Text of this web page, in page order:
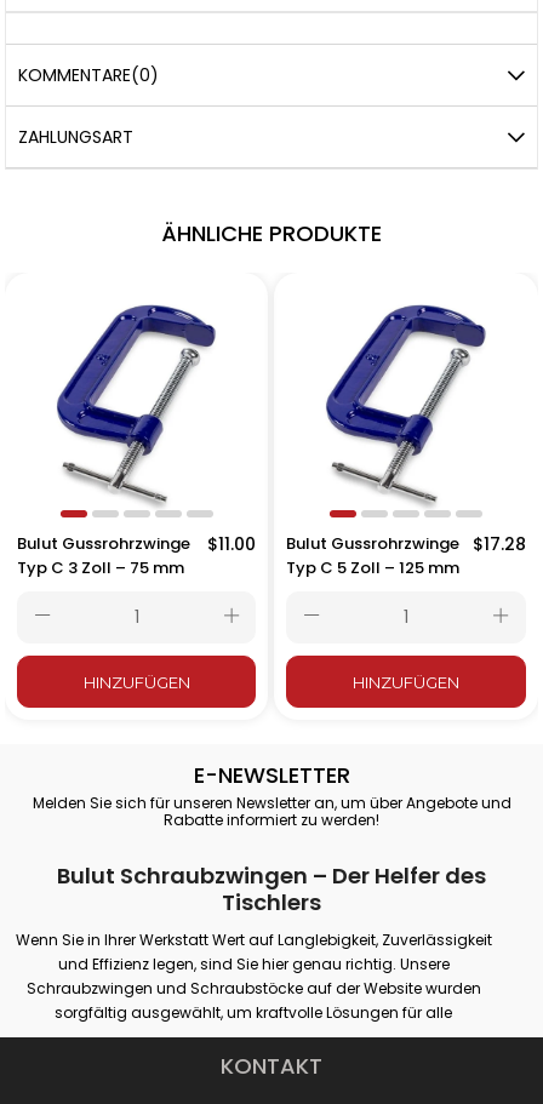
KOMMENTARE(0)
ZAHLUNGSART
ÄHNLICHE PRODUKTE
Bulut Gussrohrzwinge
Typ C 3 Zoll – 75 mm
$11.00
HINZUFÜGEN
Bulut Gussrohrzwinge
Typ C 5 Zoll – 125 mm
$17.28
HINZUFÜGEN
E-NEWSLETTER
Melden Sie sich für unseren Newsletter an, um über Angebote und
Rabatte informiert zu werden!
Bulut Schraubzwingen – Der Helfer des
Tischlers
Wenn Sie in Ihrer Werkstatt Wert auf Langlebigkeit, Zuverlässigkeit
und Effizienz legen, sind Sie hier genau richtig. Unsere
Schraubzwingen und Schraubstöcke auf der Website wurden
sorgfältig ausgewählt, um kraftvolle Lösungen für alle
professionellen oder Hobby-Spannanforderungen zu bieten.
Unsere Produkte bieten festen Halt auf verschiedenen Oberflächen
KONTAKT